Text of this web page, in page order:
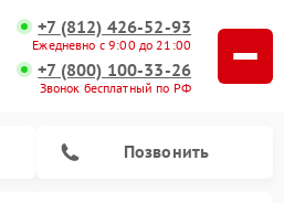
+7 (812) 426-52-93
Ежедневно с 9:00 до 21:00
+7 (800) 100-33-26
Звонок бесплатный по РФ
Позвонить